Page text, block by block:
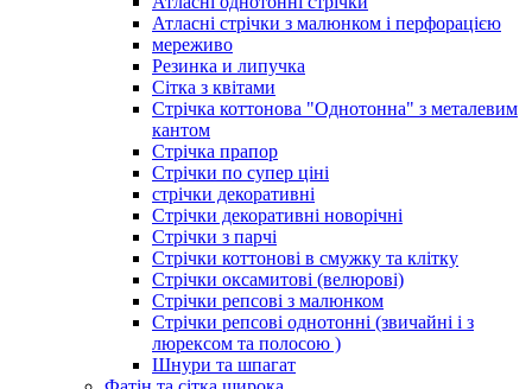
Атласні стрічки з малюнком і перфорацією
мереживо
Резинка и липучка
Сітка з квітами
Стрічка коттонова "Однотонна" з металевим
кантом
Стрічка прапор
Стрічки по супер ціні
стрічки декоративні
Стрічки декоративні новорічні
Стрічки з парчі
Стрічки коттонові в смужку та клітку
Стрічки оксамитові (велюрові)
Стрічки репсові з малюнком
Стрічки репсові однотонні (звичайні і з
люрексом та полосою )
Шнури та шпагат